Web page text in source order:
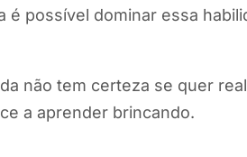
possível dominar essa
não tem certeza se quer
a aprender brincando.